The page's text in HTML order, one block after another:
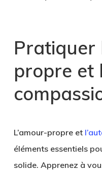
Pratiquer
propre et
L’amour-propre et
éléments essentiels
solide. Apprenez à